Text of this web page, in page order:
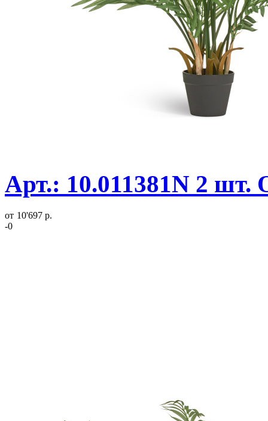
Арт.: 10.011381N 2 шт.
от 10'697 р.
-0